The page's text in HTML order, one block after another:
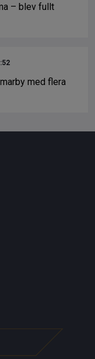
– blev fullt
med flera